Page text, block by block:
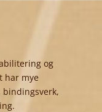
og
har mye